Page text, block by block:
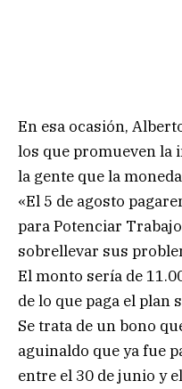
En esa ocasión,
los que promueven la
la gente que la
«El 5 de agosto
para Potenciar
sobrellevar sus
El monto sería de
de lo que paga el plan
Se trata de un bono
aguinaldo que ya fue
entre el 30 de junio y